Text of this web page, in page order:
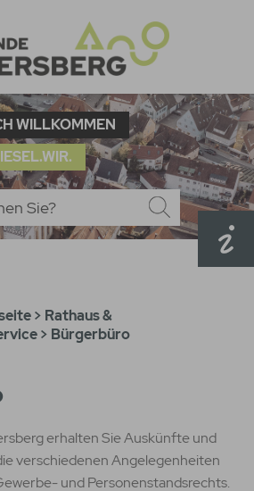
WILLKOMMEN
> Rathaus &
> Bürgerbüro
erhalten Sie Auskünfte und
verschiedenen Angelegenheiten
und Personenstandsrechts.